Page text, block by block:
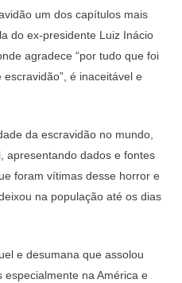
y
Li
n
um dos capítulos mais
do ex-presidente Luiz Inácio
agradece “por tudo que foi
é inaceitável e
da escravidão no mundo,
apresentando dados e fontes
foram vítimas desse horror e
na população até os dias
e desumana que assolou
na América e